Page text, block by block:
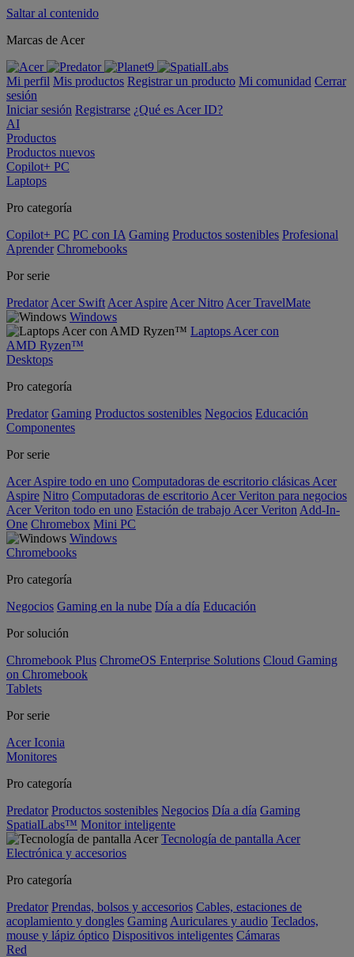
Saltar al contenido
Marcas de Acer
Mi perfil Mis productos Registrar un producto Mi comunidad Cerrar
sesión
Iniciar sesión Registrarse ¿Qué es Acer ID?
AI
Productos
Productos nuevos
Copilot+ PC
Laptops
Pro categoría
Copilot+ PC PC con IA Gaming Productos sostenibles Profesional
Aprender Chromebooks
Por serie
Predator Acer Swift Acer Aspire Acer Nitro Acer TravelMate
Windows
Laptops Acer con
AMD Ryzen™
Desktops
Pro categoría
Predator Gaming Productos sostenibles Negocios Educación
Componentes
Por serie
Acer Aspire todo en uno Computadoras de escritorio clásicas Acer
Aspire Nitro Computadoras de escritorio Acer Veriton para negocios
Acer Veriton todo en uno Estación de trabajo Acer Veriton Add-In-
One Chromebox Mini PC
Windows
Chromebooks
Pro categoría
Negocios Gaming en la nube Día a día Educación
Por solución
Chromebook Plus ChromeOS Enterprise Solutions Cloud Gaming
on Chromebook
Tablets
Por serie
Acer Iconia
Monitores
Pro categoría
Predator Productos sostenibles Negocios Día a día Gaming
SpatialLabs™ Monitor inteligente
Tecnología de pantalla Acer
Electrónica y accesorios
Pro categoría
Predator Prendas, bolsos y accesorios Cables, estaciones de
acoplamiento y dongles Gaming Auriculares y audio Teclados,
mouse y lápiz óptico Dispositivos inteligentes Cámaras
Red